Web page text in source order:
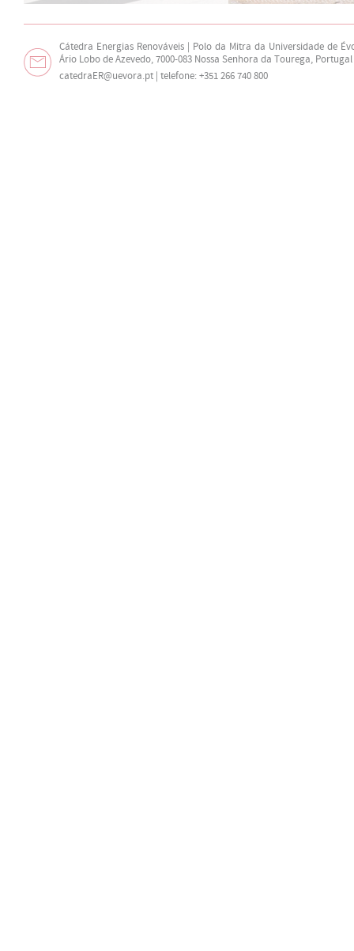
Cátedra Energias Renováveis | Polo da Mitra da Universidade de
Ário Lobo de Azevedo, 7000-083 Nossa Senhora da Tourega, Portugal
catedraER@uevora.pt | telefone: +351 266 740 800